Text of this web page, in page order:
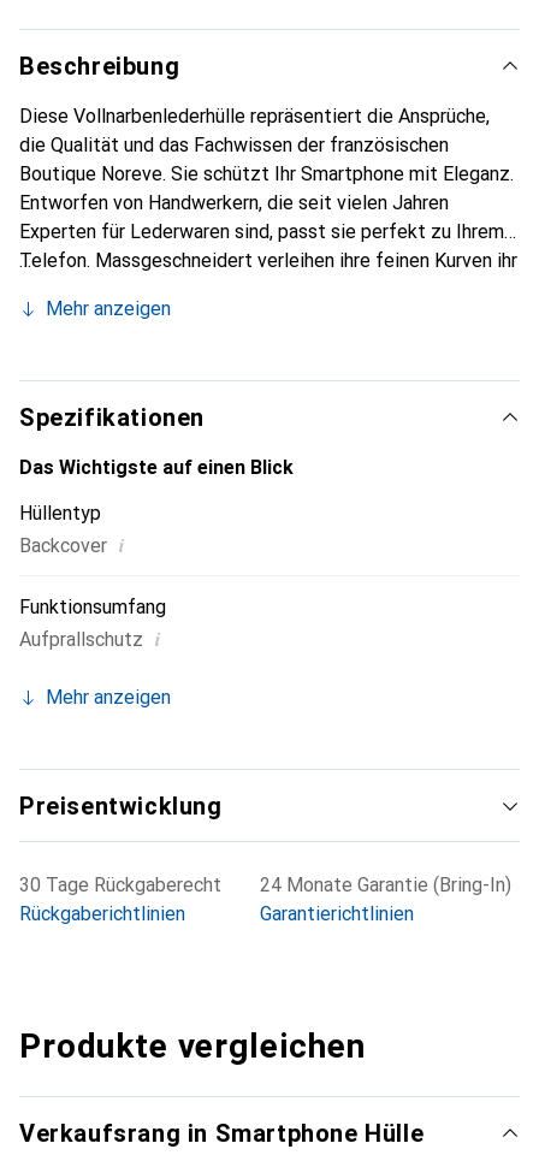
Beschreibung
Diese Vollnarbenlederhülle repräsentiert die Ansprüche,
die Qualität und das Fachwissen der französischen
Boutique Noreve. Sie schützt Ihr Smartphone mit Eleganz.
Entworfen von Handwerkern, die seit vielen Jahren
Experten für Lederwaren sind, passt sie perfekt zu Ihrem
Telefon. Massgeschneidert verleihen ihre feinen Kurven ihr
unverzichtbaren Accessoire für Ihr Smartphone.
die Marke Noreve eine sichere Wahl für eine
anspruchsvolle Kundschaft.
Mehr anzeigen
Spezifikationen
Das Wichtigste auf einen Blick
Hüllentyp
Backcover i
Funktionsumfang
Aufprallschutz i
Mehr anzeigen
Preisentwicklung
30 Tage Rückgaberecht
Rückgaberichtlinien
24 Monate Garantie (Bring-In)
Garantierichtlinien
Produkte vergleichen
Verkaufsrang in Smartphone Hülle